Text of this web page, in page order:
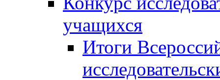
учащихся
Итоги